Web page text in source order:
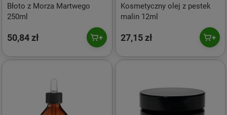
Błoto z Morza Martwego
250ml
50,84 zł
Kosmetyczny olej z pestek
malin 12ml
27,15 zł